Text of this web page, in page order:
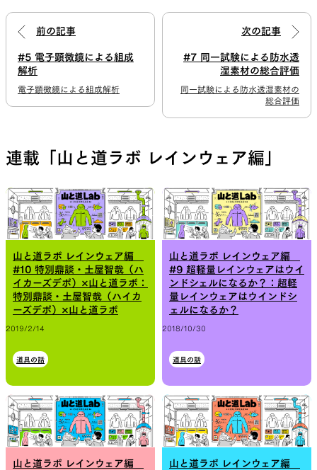
前の記事
#5 電子顕微鏡による組成
解析
電子顕微鏡による組成解析
次の記事
#7 同一試験による防水透
湿素材の総合評価
同一試験による防水透湿素材の
総合評価
連載「山と道ラボ レインウェア編」
山と道ラボ レインウェア編
#10 特別鼎談・土屋智哉（ハ
イカーズデポ）×山と道ラボ：
特別鼎談・土屋智哉（ハイカ
ーズデポ）×山と道ラボ
2019/2/14
道具の話
山と道ラボ レインウェア編
#9 超軽量レインウェアはウイ
ンドシェルになるか？：超軽
量レインウェアはウインドシ
ェルになるか？
2018/10/30
道具の話
山と道ラボ レインウェア編 山と道ラボ レインウェア編